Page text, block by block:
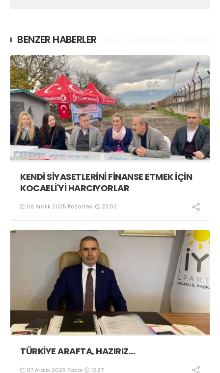
BENZER HABERLER
KENDİ SİYASETLERİNİ FİNANSE ETMEK İÇİN
KOCAELİ'Yİ HARCIYORLAR
08 Aralık 2025 Pazartesi 23:02
TÜRKİYE ARAFTA, HAZIRIZ...
07 Aralık 2025 Pazar 12:27